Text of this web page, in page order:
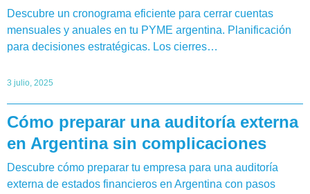
Descubre un cronograma eficiente para cerrar cuentas
mensuales y anuales en tu PYME argentina. Planificación
para decisiones estratégicas. Los cierres…
3 julio, 2025
Cómo preparar una auditoría externa
en Argentina sin complicaciones
Descubre cómo preparar tu empresa para una auditoría
externa de estados financieros en Argentina con pasos